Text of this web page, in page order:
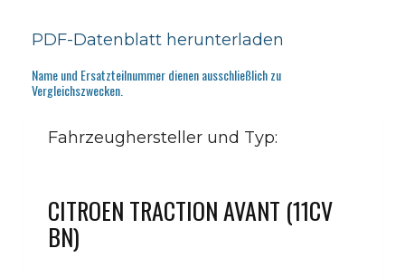
PDF-Datenblatt herunterladen
Name und Ersatzteilnummer dienen ausschließlich zu
Vergleichszwecken.
Fahrzeughersteller und Typ:
CITROEN TRACTION AVANT (11CV
BN)